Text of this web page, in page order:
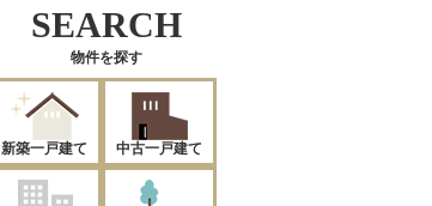
SEARCH
物件を探す
新築一戸建て 中古一戸建て